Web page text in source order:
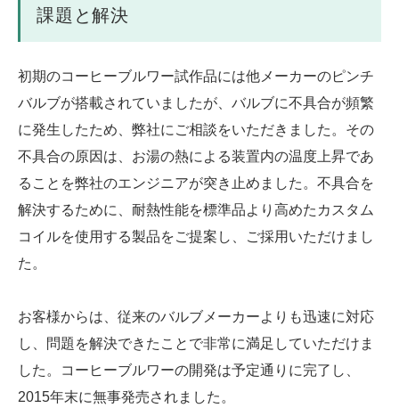
課題と解決
初期のコーヒーブルワー試作品には他メーカーのピンチ
バルブが搭載されていましたが、バルブに不具合が頻繁
に発生したため、弊社にご相談をいただきました。その
不具合の原因は、お湯の熱による装置内の温度上昇であ
ることを弊社のエンジニアが突き止めました。不具合を
解決するために、耐熱性能を標準品より高めたカスタム
コイルを使用する製品をご提案し、ご採用いただけまし
た。
お客様からは、従来のバルブメーカーよりも迅速に対応
し、問題を解決できたことで非常に満足していただけま
した。コーヒーブルワーの開発は予定通りに完了し、
2015年末に無事発売されました。